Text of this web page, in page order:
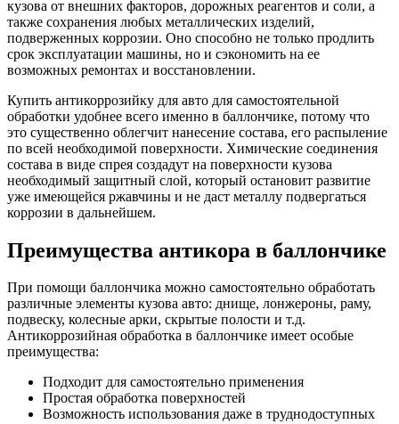
кузова от внешних факторов, дорожных реагентов и соли, а
также сохранения любых металлических изделий,
подверженных коррозии. Оно способно не только продлить
срок эксплуатации машины, но и сэкономить на ее
возможных ремонтах и восстановлении.
Купить антикоррозийку для авто для самостоятельной
обработки удобнее всего именно в баллончике, потому что
это существенно облегчит нанесение состава, его распыление
по всей необходимой поверхности. Химические соединения
состава в виде спрея создадут на поверхности кузова
необходимый защитный слой, который остановит развитие
уже имеющейся ржавчины и не даст металлу подвергаться
коррозии в дальнейшем.
Преимущества антикора в баллончике
При помощи баллончика можно самостоятельно обработать
различные элементы кузова авто: днище, лонжероны, раму,
подвеску, колесные арки, скрытые полости и т.д.
Антикоррозийная обработка в баллончике имеет особые
преимущества:
Подходит для самостоятельно применения
Простая обработка поверхностей
Возможность использования даже в труднодоступных